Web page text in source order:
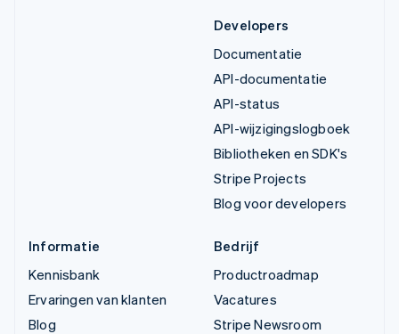
Developers
Documentatie
API-documentatie
API-status
API-wijzigingslogboek
Bibliotheken en SDK's
Stripe Projects
Blog voor developers
Informatie
Kennisbank
Ervaringen van klanten
Blog
Bedrijf
Productroadmap
Vacatures
Stripe Newsroom